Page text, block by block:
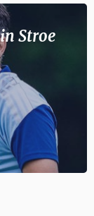
Stroe